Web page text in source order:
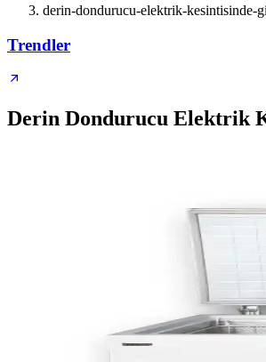
derin-dondurucu-elektrik-kesintisinde-
Trendler
Derin Dondurucu Elektrik